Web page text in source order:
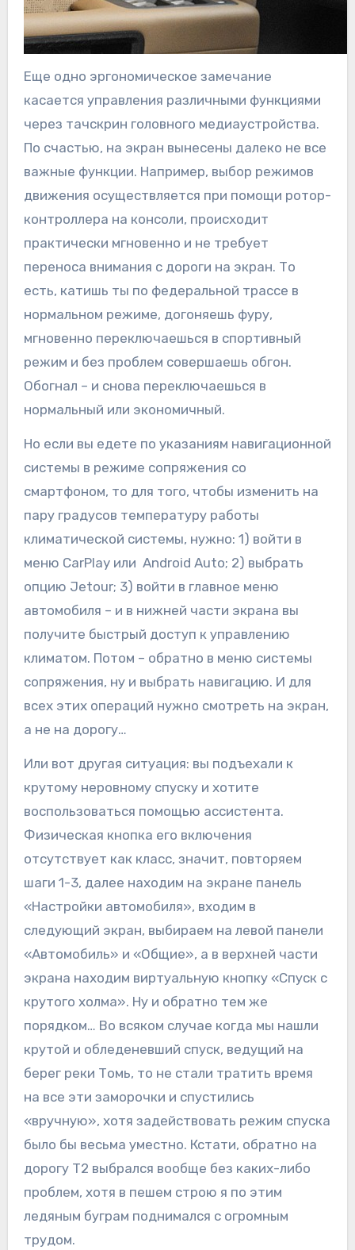
Еще одно эргономическое замечание
касается управления различными функциями
через тачскрин головного медиаустройства.
По счастью, на экран вынесены далеко не все
важные функции. Например, выбор режимов
движения осуществляется при помощи ротор-
контроллера на консоли, происходит
практически мгновенно и не требует
переноса внимания с дороги на экран. То
есть, катишь ты по федеральной трассе в
нормальном режиме, догоняешь фуру,
мгновенно переключаешься в спортивный
режим и без проблем совершаешь обгон.
Обогнал – и снова переключаешься в
нормальный или экономичный.
Но если вы едете по указаниям навигационной
системы в режиме сопряжения со
смартфоном, то для того, чтобы изменить на
пару градусов температуру работы
климатической системы, нужно: 1) войти в
меню CarPlay или Android Auto; 2) выбрать
опцию Jetour; 3) войти в главное меню
автомобиля – и в нижней части экрана вы
получите быстрый доступ к управлению
климатом. Потом – обратно в меню системы
сопряжения, ну и выбрать навигацию. И для
всех этих операций нужно смотреть на экран,
а не на дорогу…
Или вот другая ситуация: вы подъехали к
крутому неровному спуску и хотите
воспользоваться помощью ассистента.
Физическая кнопка его включения
отсутствует как класс, значит, повторяем
шаги 1-3, далее находим на экране панель
«Настройки автомобиля», входим в
следующий экран, выбираем на левой панели
«Автомобиль» и «Общие», а в верхней части
экрана находим виртуальную кнопку «Спуск с
крутого холма». Ну и обратно тем же
порядком… Во всяком случае когда мы нашли
крутой и обледеневший спуск, ведущий на
берег реки Томь, то не стали тратить время
на все эти заморочки и спустились
«вручную», хотя задействовать режим спуска
было бы весьма уместно. Кстати, обратно на
дорогу T2 выбрался вообще без каких-либо
проблем, хотя в пешем строю я по этим
ледяным буграм поднимался с огромным
трудом.